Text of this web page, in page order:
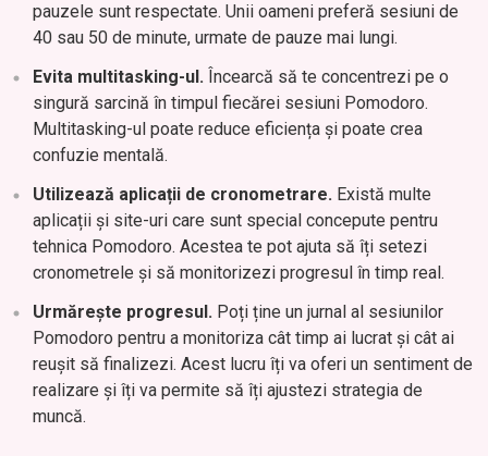
pauzele sunt respectate. Unii oameni preferă sesiuni de
40 sau 50 de minute, urmate de pauze mai lungi.
Evita multitasking-ul. Încearcă să te concentrezi pe o
singură sarcină în timpul fiecărei sesiuni Pomodoro.
Multitasking-ul poate reduce eficiența și poate crea
confuzie mentală.
Utilizează aplicații de cronometrare. Există multe
aplicații și site-uri care sunt special concepute pentru
tehnica Pomodoro. Acestea te pot ajuta să îți setezi
cronometrele și să monitorizezi progresul în timp real.
Urmărește progresul. Poți ține un jurnal al sesiunilor
Pomodoro pentru a monitoriza cât timp ai lucrat și cât ai
reușit să finalizezi. Acest lucru îți va oferi un sentiment de
realizare și îți va permite să îți ajustezi strategia de
muncă.